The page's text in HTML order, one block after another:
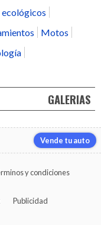
Motos
GALERIAS
Vende tu auto
y condiciones
Publicidad